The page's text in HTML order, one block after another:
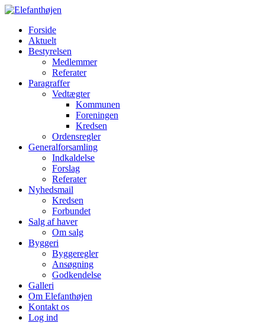
Forside
Aktuelt
Bestyrelsen
Medlemmer
Referater
Paragraffer
Vedtægter
Kommunen
Foreningen
Kredsen
Ordensregler
Generalforsamling
Indkaldelse
Forslag
Referater
Nyhedsmail
Kredsen
Forbundet
Salg af haver
Om salg
Byggeri
Byggeregler
Ansøgning
Godkendelse
Galleri
Om Elefanthøjen
Kontakt os
Log ind